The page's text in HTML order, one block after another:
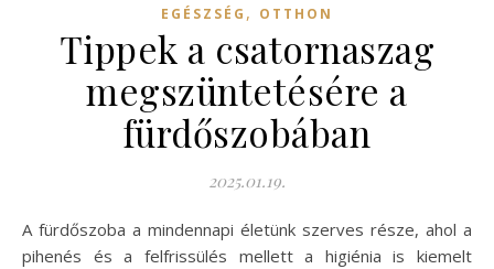
EGÉSZSÉG , OTTHON
Tippek a csatornaszag
megszüntetésére a
fürdőszobában
2025.01.19.
A fürdőszoba a mindennapi életünk szerves része, ahol a
pihenés és a felfrissülés mellett a higiénia is kiemelt